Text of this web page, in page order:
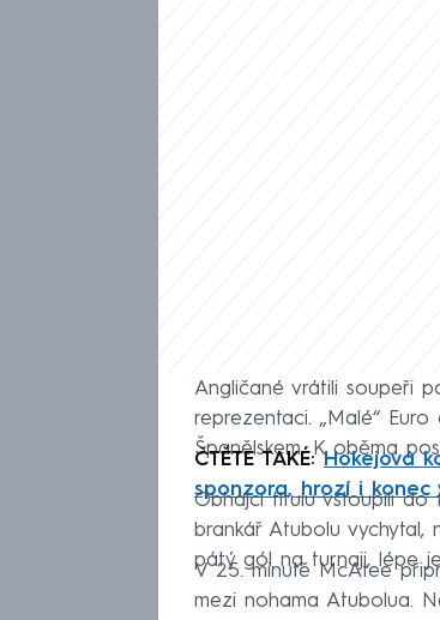
Angličané vrátili soupeři
reprezentaci. „Malé“
Španělskem. K oběma
ČTĚTE TAKÉ:Hokejová
sponzora, hrozí i konec
Obhájci titulu vstoupili do
brankář Atubolu vychytal,
pátý gól na turnaji, lépe
V 25. minutě McAtee
mezi nohama Atubolua.